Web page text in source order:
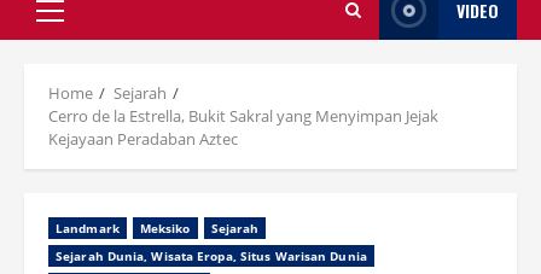
Primary
Menu
VIDEO
Home
Sejarah
Cerro de la Estrella, Bukit Sakral yang Menyimpan Jejak
Kejayaan Peradaban Aztec
Landmark Meksiko
Sejarah
Sejarah Dunia, Wisata Eropa, Situs Warisan Dunia